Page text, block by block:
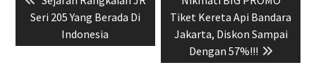
pos
post:
Seri 205 Yang Berada Di
Indonesia
post:
Tiket Kereta Api Bandara
Jakarta, Diskon Sampai
Dengan 57%!!!